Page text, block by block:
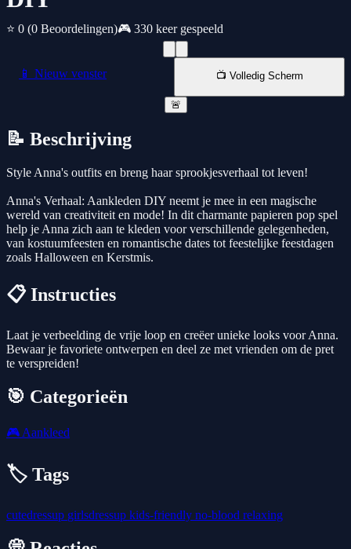
⭐ 0 (0 Beoordelingen)🎮 330 keer gespeeld
📱 Nieuw venster 📺 Volledig Scherm
🚨
📝 Beschrijving
Style Anna's outfits en breng haar sprookjesverhaal tot leven!
Anna's Verhaal: Aankleden DIY neemt je mee in een magische
wereld van creativiteit en mode! In dit charmante papieren pop spel
help je Anna zich aan te kleden voor verschillende gelegenheden,
van kostuumfeesten en romantische dates tot feestelijke feestdagen
zoals Halloween en Kerstmis.
📋 Instructies
Laat je verbeelding de vrije loop en creëer unieke looks voor Anna.
Bewaar je favoriete ontwerpen en deel ze met vrienden om de pret
te verspreiden!
🎯 Categorieën
🎮 Aankleed
🏷️ Tags
cutedressup girlsdressup kids-friendly no-blood relaxing